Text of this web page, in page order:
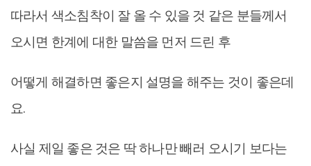
따라서 색소침착이 잘 올 수 있을 것 같은 분들께서
오시면 한계에 대한 말씀을 먼저 드린 후
어떻게 해결하면 좋은지 설명을 해주는 것이 좋은데
요.
사실 제일 좋은 것은 딱 하나만 빼러 오시기 보다는